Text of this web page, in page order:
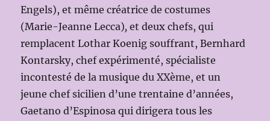
Engels), et même créatrice de costumes
(Marie-Jeanne Lecca),et deux chefs, qui
remplacent Lothar Koenig souffrant, Bernhard
Kontarsky, chef expérimenté, spécialiste
incontesté de la musique du XXème, et un
jeune chef sicilien d’une trentaine d’années,
Gaetano d’Espinosa qui dirigera tous les